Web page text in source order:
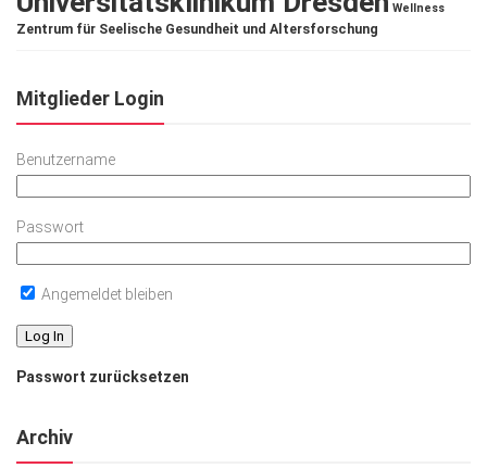
Wellness
Zentrum für Seelische Gesundheit und Altersforschung
Mitglieder Login
Benutzername
Passwort
Angemeldet bleiben
Passwort zurücksetzen
Archiv